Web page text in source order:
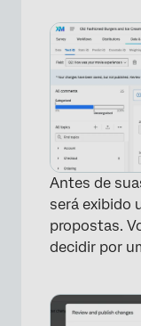
Antes de
será exibido
propostas.
decidir por